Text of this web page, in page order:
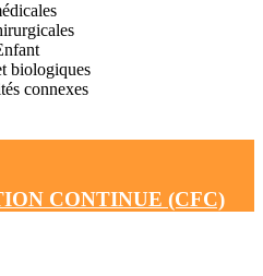
biologiques
connexes
CONTINUE (CFC)